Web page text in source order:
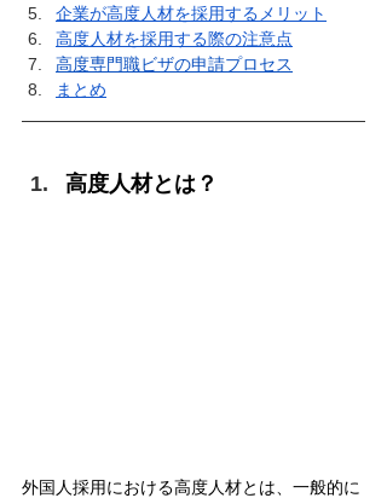
企業が高度人材を採用するメリット
高度人材を採用する際の注意点
高度専門職ビザの申請プロセス
まとめ
高度人材とは？
外国人採用における高度人材とは、一般的に